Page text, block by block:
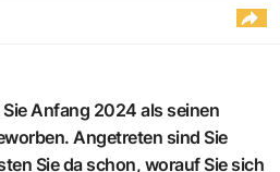
Sie Anfang 2024 als seinen
Angetreten sind Sie
Sie da schon, worauf Sie sich